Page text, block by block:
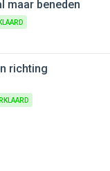
maar beneden
richting